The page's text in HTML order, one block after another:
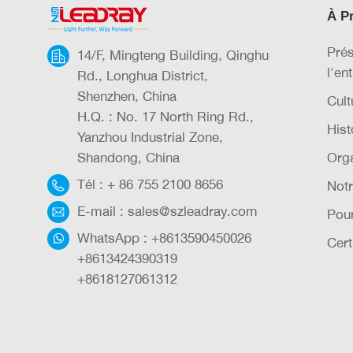
14/F, Mingteng Building, Qinghu
Rd., Longhua District,
Shenzhen, China
H.Q. : No. 17 North Ring Rd.,
Yanzhou Industrial Zone,
Shandong, China
Tél : + 86 755 2100 8656
E-mail : sales@szleadray.com
WhatsApp : +8613590450026
+8613424390319
+8618127061312
À